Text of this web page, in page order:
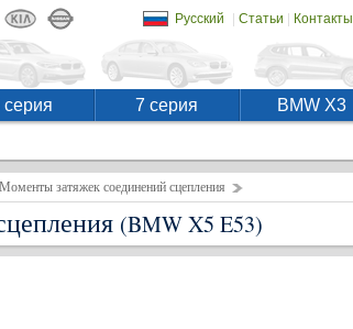
Русский | Статьи | Контакты
серия 7 серия BMW X3
Моменты затяжек соединений сцепления
(BMW X5 E53)